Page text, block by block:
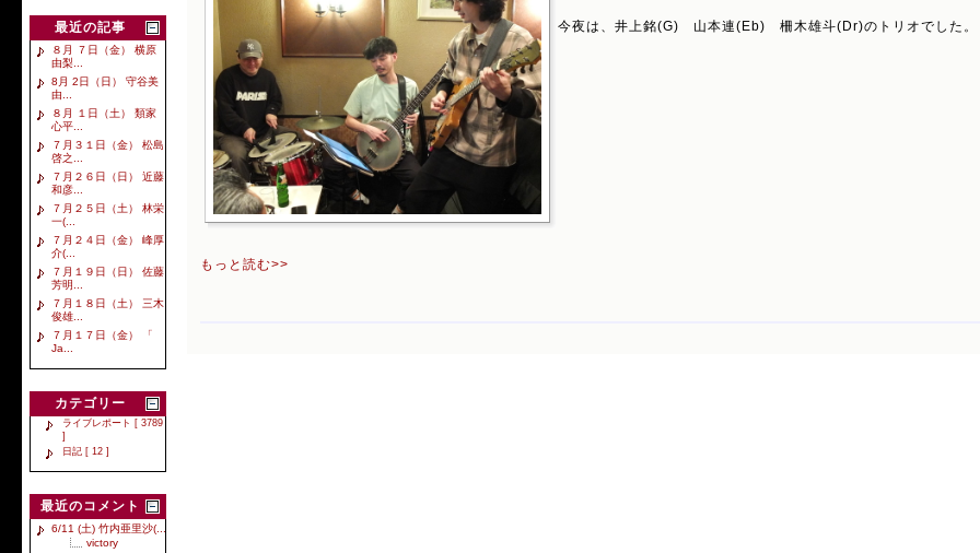
最近の記事
８月 ７日（金） 横原
由梨...
8月 2日（日） 守谷美
由...
８月 １日（土） 類家
心平...
７月３１日（金） 松島
啓之...
７月２６日（日） 近藤
和彦...
７月２５日（土） 林栄
一(...
７月２４日（金） 峰厚
介(...
７月１９日（日） 佐藤
芳明...
７月１８日（土） 三木
俊雄...
７月１７日（金） 「
Ja...
カテゴリー
ライブレポート [ 3789
]
日記 [ 12 ]
最近のコメント
6/11 (土) 竹内亜里沙(...
victory
今夜は、井上銘(G) 山本連(Eb) 柵木雄斗(Dr)のトリオでした。
もっと読む>>